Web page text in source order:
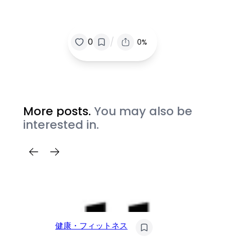
0 / 0%
More posts. You may also be
interested in.
健康・フィットネス